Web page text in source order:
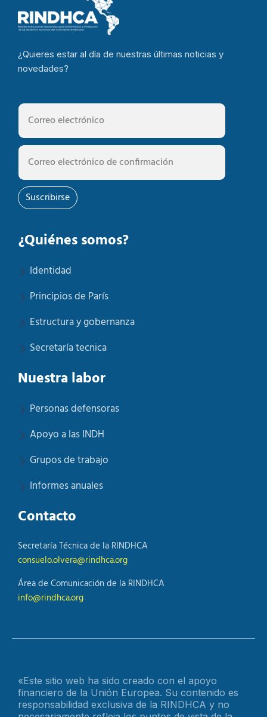
¿Quieres estar al día de nuestras últimas noticias y
novedades?
Suscribirse
¿Quiénes somos?
Identidad
Principios de París
Estructura y gobernanza
Secretaría tecnica
Nuestra labor
Personas defensoras
Apoyo a las INDH
Grupos de trabajo
Informes anuales
Contacto
Secretaría Técnica de la RINDHCA
consuelo.olvera@rindhca.org
Área de Comunicación de la RINDHCA
info@rindhca.org
«Este sitio web ha sido creado con el apoyo
financiero de la Unión Europea. Su contenido es
responsabilidad exclusiva de la RINDHCA y no